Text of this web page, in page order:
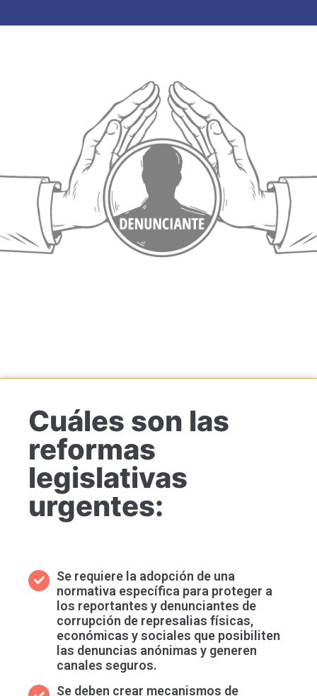
Cuáles son las
reformas
legislativas
urgentes:
Se requiere la adopción de una
normativa específica para proteger a
los reportantes y denunciantes de
corrupción de represalias físicas,
económicas y sociales que posibiliten
las denuncias anónimas y generen
canales seguros.
Se deben crear mecanismos de